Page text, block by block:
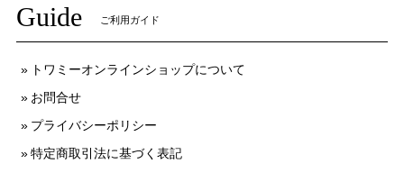
Guide ご利用ガイド
トワミーオンラインショップについて
お問合せ
プライバシーポリシー
特定商取引法に基づく表記